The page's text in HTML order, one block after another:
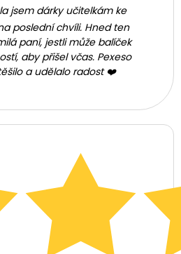
jsem dárky učitelkám ke
poslední chvíli. Hned ten
paní, jestli může balíček
aby přišel včas. Pexeso
a udělalo radost ❤️